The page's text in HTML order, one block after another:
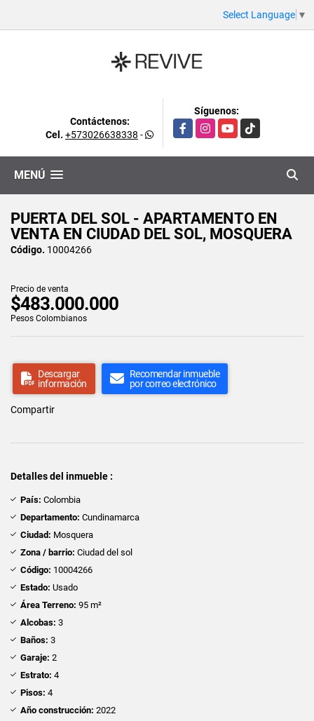
Select Language ▼
Contáctenos:
Cel. +573026638338 -
Síguenos:
FacebookInstagramYouTubeTikTok
MENÚ
PUERTA DEL SOL - APARTAMENTO EN
VENTA EN CIUDAD DEL SOL, MOSQUERA
Código. 10004266
Precio de venta
$483.000.000
Pesos Colombianos
Descargar
información
Recomendar inmueble
por correo electrónico
Compartir
Detalles del inmueble :
País: Colombia
Departamento: Cundinamarca
Ciudad: Mosquera
Zona / barrio: Ciudad del sol
Código: 10004266
Estado: Usado
Área Terreno: 95 m²
Alcobas: 3
Baños: 3
Garaje: 2
Estrato: 4
Pisos: 4
Año construcción: 2022